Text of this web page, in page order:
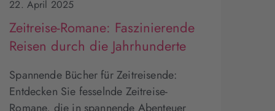
22. April 2025
Zeitreise-Romane: Faszinierende
Reisen durch die Jahrhunderte
Spannende Bücher für Zeitreisende:
Entdecken Sie fesselnde Zeitreise-